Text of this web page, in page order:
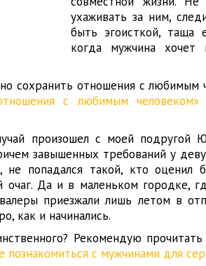
ухаживать за ним,
быть эгоисткой, таща
когда мужчина
сохранить отношения с любимым
с любимым человеком»
произошел с моей подругой
завышенных требований у
попадался такой, кто оценил
очаг. Да и в маленьком городке,
приезжали лишь летом в
как и начинались.
Рекомендую
познакомиться с мужчинами для